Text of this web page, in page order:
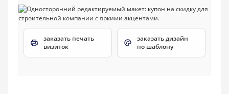
заказать печать
визиток
заказать дизайн
по шаблону